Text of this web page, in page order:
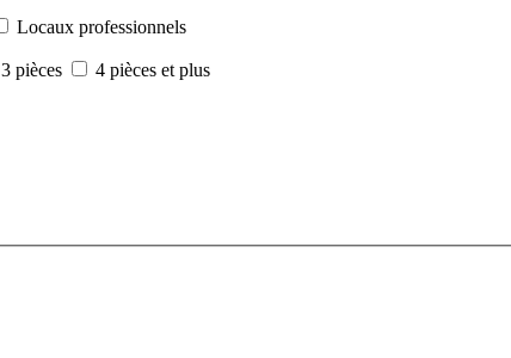
Locaux professionnels
3 pièces 4 pièces et plus